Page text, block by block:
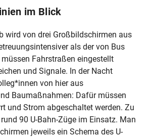
im Blick
wird von drei Großbildschirmen aus
als der von Bus
Fahrstraßen eingestellt
und Signale. In der Nacht
von hier aus
Baumaßnahmen: Dafür müssen
und Strom abgeschaltet werden. Zu
90 U-Bahn-Züge im Einsatz. Man
jeweils ein Schema des U-